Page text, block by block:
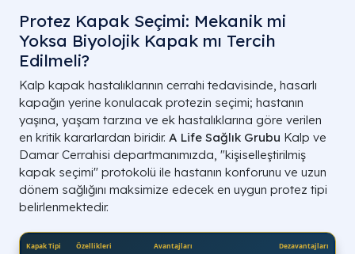
Protez Kapak Seçimi: Mekanik mi
Yoksa Biyolojik Kapak mı Tercih
Edilmeli?
Kalp kapak hastalıklarının cerrahi tedavisinde, hasarlı
kapağın yerine konulacak protezin seçimi; hastanın
yaşına, yaşam tarzına ve ek hastalıklarına göre verilen
en kritik kararlardan biridir. A Life Sağlık Grubu Kalp ve
Damar Cerrahisi departmanımızda, "kişiselleştirilmiş
kapak seçimi" protokolü ile hastanın konforunu ve uzun
dönem sağlığını maksimize edecek en uygun protez tipi
belirlenmektedir.